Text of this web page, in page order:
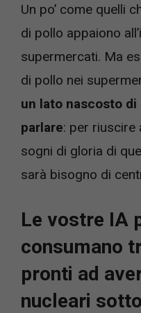
Un po’ come quelli
di pollo appaiono
supermercati. Ma
di pollo nei
un lato nascosto
parlare: per riuscire
sogni di gloria di
sarà bisogno di
Le vostre IA
consumano
pronti ad
nucleari